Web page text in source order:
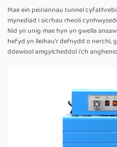
Mae ein peiriannau tunnel
mynediad i sicrhau rheoli
Nid yn unig mae hyn yn gwella
hefyd yn lleihau'r defnydd o nerchi,
ddewisol amgylcheddol i'ch